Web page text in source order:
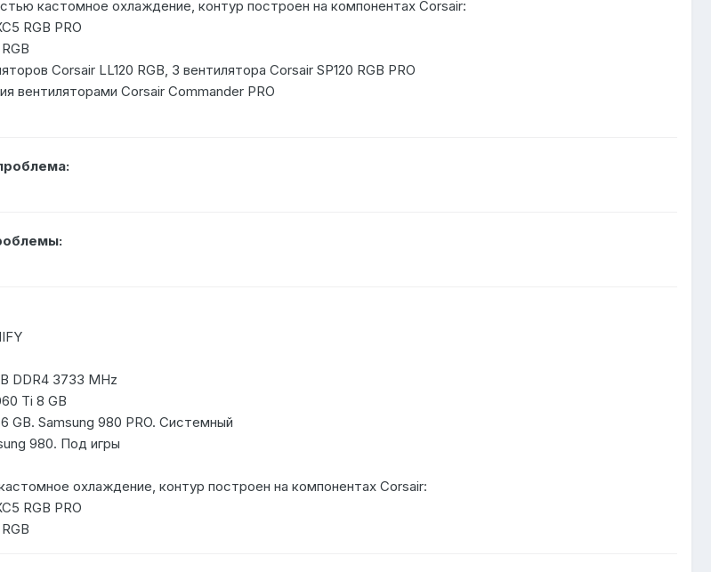
кастомное охлаждение, контур построен на компонентах Corsair:
RGB PRO
Corsair LL120 RGB, 3 вентилятора Corsair SP120 RGB PRO
вентиляторами Corsair Commander PRO
DDR4 3733 MHz
Ti 8 GB
GB. Samsung 980 PRO. Системный
980. Под игры
охлаждение, контур построен на компонентах Corsair:
RGB PRO